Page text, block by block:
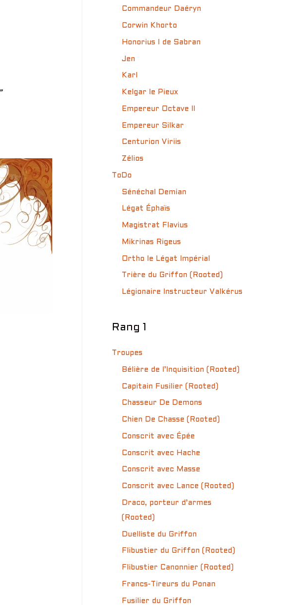
Commandeur Daéryn
Corwin Khorto
Honorius I de Sabran
Jen
Karl
Kelgar le Pieux
Empereur Octave II
Empereur Silkar
Centurion Viriis
Zélios
ToDo
Sénéchal Demian
Légat Éphaïs
Magistrat Flavius
Mikrinas Rigeus
Ortho le Légat Impérial
Trière du Griffon (Rooted)
Légionaire Instructeur Valkérus
Rang 1
Troupes
Bélière de l’Inquisition (Rooted)
Capitain Fusilier (Rooted)
Chasseur De Demons
Chien De Chasse (Rooted)
Conscrit avec Épée
Conscrit avec Hache
Conscrit avec Masse
Conscrit avec Lance (Rooted)
Draco, porteur d’armes
(Rooted)
Duelliste du Griffon
Flibustier du Griffon (Rooted)
Flibustier Canonnier (Rooted)
Francs-Tireurs du Ponan
Fusilier du Griffon